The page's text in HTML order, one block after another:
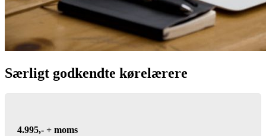
Særligt godkendte kørelærere
4.995,- + moms